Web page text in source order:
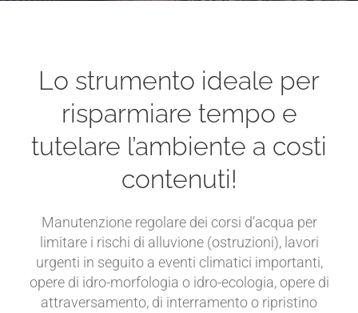
Lo strumento ideale per
risparmiare tempo e
tutelare l’ambiente a costi
contenuti!
Manutenzione regolare dei corsi d’acqua per
limitare i rischi di alluvione (ostruzioni), lavori
urgenti in seguito a eventi climatici importanti,
opere di idro-morfologia o idro-ecologia, opere di
attraversamento, di interramento o ripristino